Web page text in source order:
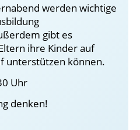
werden wichtige
gibt es
ihre Kinder auf
unterstützen können.
Uhr
denken!